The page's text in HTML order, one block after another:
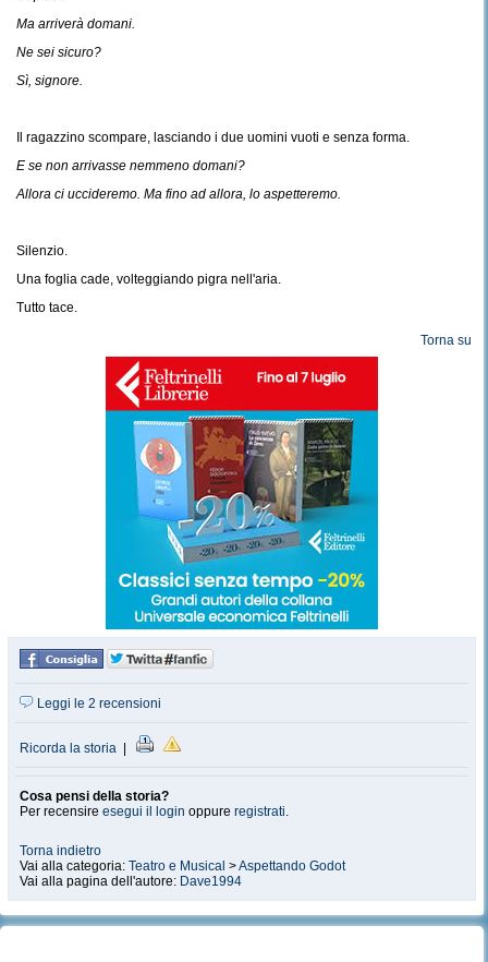
Ma arriverà domani.
Ne sei sicuro?
Sì, signore.
Il ragazzino scompare, lasciando i due uomini vuoti e senza forma.
E se non arrivasse nemmeno domani?
Allora ci uccideremo. Ma fino ad allora, lo aspetteremo.
Silenzio.
Una foglia cade, volteggiando pigra nell'aria.
Tutto tace.
Torna su
Leggi le 2 recensioni
Ricorda la storia
Cosa pensi della storia?
Per recensire esegui il login oppure registrati.
Torna indietro
Vai alla categoria: Teatro e Musical >Aspettando Godot
Vai alla pagina dell'autore: Dave1994